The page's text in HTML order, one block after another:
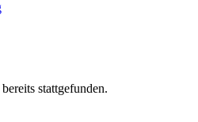
stattgefunden.